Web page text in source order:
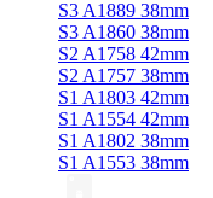
S3 A1889 38mm
S3 A1860 38mm
S2 A1758 42mm
S2 A1757 38mm
S1 A1803 42mm
S1 A1554 42mm
S1 A1802 38mm
S1 A1553 38mm